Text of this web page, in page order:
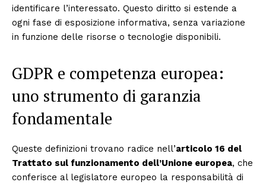
identificare l’interessato. Questo diritto si estende a
ogni fase di esposizione informativa, senza variazione
in funzione delle risorse o tecnologie disponibili.
GDPR e competenza europea:
uno strumento di garanzia
fondamentale
Queste definizioni trovano radice nell’articolo 16 del
Trattato sul funzionamento dell’Unione europea, che
conferisce al legislatore europeo la responsabilità di